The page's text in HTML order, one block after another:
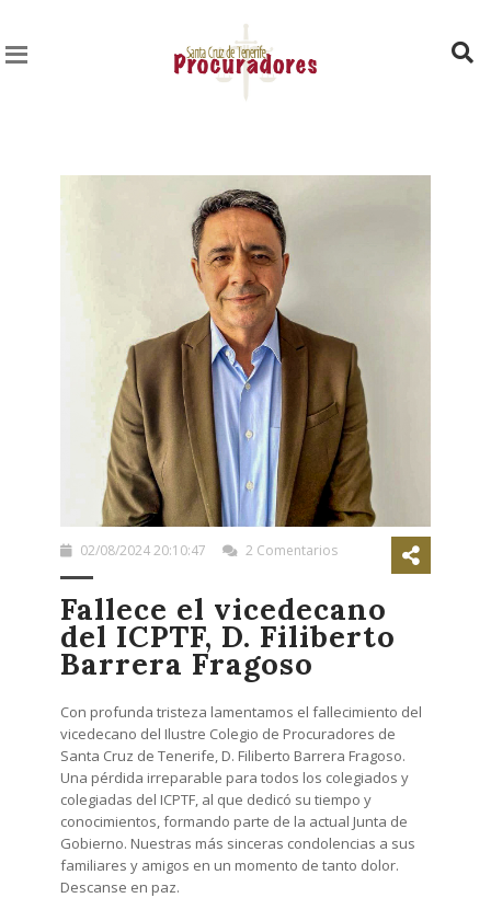
02/08/2024 20:10:47 2 Comentarios
Fallece el vicedecano
del ICPTF, D. Filiberto
Barrera Fragoso
Con profunda tristeza lamentamos el fallecimiento del
vicedecano del Ilustre Colegio de Procuradores de
Santa Cruz de Tenerife, D. Filiberto Barrera Fragoso.
Una pérdida irreparable para todos los colegiados y
colegiadas del ICPTF, al que dedicó su tiempo y
conocimientos, formando parte de la actual Junta de
Gobierno. Nuestras más sinceras condolencias a sus
familiares y amigos en un momento de tanto dolor.
Descanse en paz.